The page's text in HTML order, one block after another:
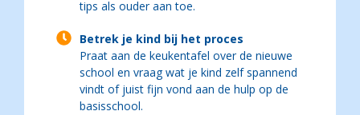
tips als ouder aan toe.
Betrek je kind bij het proces
Praat aan de keukentafel over de nieuwe
school en vraag wat je kind zelf spannend
vindt of juist fijn vond aan de hulp op de
basisschool.